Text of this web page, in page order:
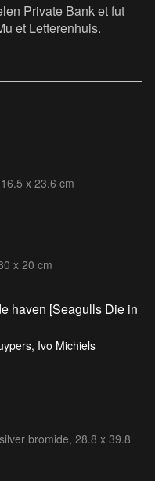
Private Bank et fut
et Letterenhuis.
x 23.6 cm
x 20 cm
haven [Seagulls Die in
Ivo Michiels
bromide, 28.8 x 39.8